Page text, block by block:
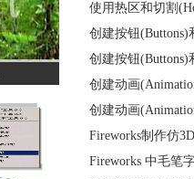
使用热区和切割
创建按钮(Buttons)
创建按钮(Buttons)
创建动画
创建动画
Fireworks制作仿
Fireworks 中毛笔